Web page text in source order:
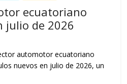
ecuatoriano
julio de 2026
automotor ecuatoriano
nuevos en julio de 2026, un